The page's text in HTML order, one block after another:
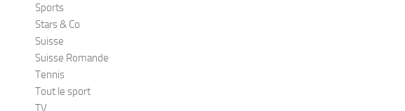
Sports
Stars & Co
Suisse
Suisse Romande
Tennis
Tout le sport
TV